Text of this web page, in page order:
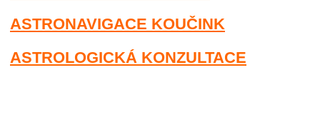
ASTRONAVIGACE KOUČINK
ASTROLOGICKÁ KONZULTACE